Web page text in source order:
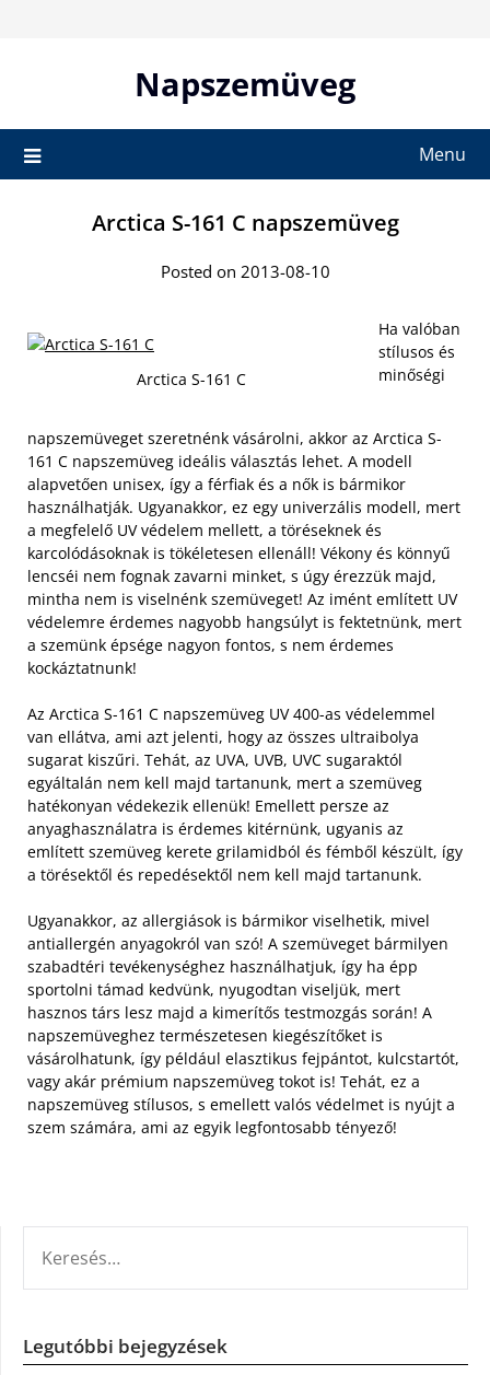
Napszemüveg
Menu
Arctica S-161 C napszemüveg
Posted on 2013-08-10
Arctica S-161 C
Ha valóban
stílusos és
minőségi
napszemüveget szeretnénk vásárolni, akkor az Arctica S-
161 C napszemüveg ideális választás lehet. A modell
alapvetően unisex, így a férfiak és a nők is bármikor
használhatják. Ugyanakkor, ez egy univerzális modell, mert
a megfelelő UV védelem mellett, a töréseknek és
karcolódásoknak is tökéletesen ellenáll! Vékony és könnyű
lencséi nem fognak zavarni minket, s úgy érezzük majd,
mintha nem is viselnénk szemüveget! Az imént említett UV
védelemre érdemes nagyobb hangsúlyt is fektetnünk, mert
a szemünk épsége nagyon fontos, s nem érdemes
kockáztatnunk!
Az Arctica S-161 C napszemüveg UV 400-as védelemmel
van ellátva, ami azt jelenti, hogy az összes ultraibolya
sugarat kiszűri. Tehát, az UVA, UVB, UVC sugaraktól
egyáltalán nem kell majd tartanunk, mert a szemüveg
hatékonyan védekezik ellenük! Emellett persze az
anyaghasználatra is érdemes kitérnünk, ugyanis az
említett szemüveg kerete grilamidból és fémből készült, így
a törésektől és repedésektől nem kell majd tartanunk.
Ugyanakkor, az allergiások is bármikor viselhetik, mivel
antiallergén anyagokról van szó! A szemüveget bármilyen
szabadtéri tevékenységhez használhatjuk, így ha épp
sportolni támad kedvünk, nyugodtan viseljük, mert
hasznos társ lesz majd a kimerítős testmozgás során! A
napszemüveghez természetesen kiegészítőket is
vásárolhatunk, így például elasztikus fejpántot, kulcstartót,
vagy akár prémium napszemüveg tokot is! Tehát, ez a
napszemüveg stílusos, s emellett valós védelmet is nyújt a
szem számára, ami az egyik legfontosabb tényező!
Legutóbbi bejegyzések